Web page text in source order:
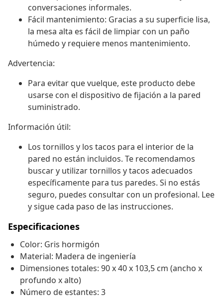
conversaciones informales.
Fácil mantenimiento: Gracias a su superficie lisa,
la mesa alta es fácil de limpiar con un paño
húmedo y requiere menos mantenimiento.
Advertencia:
Para evitar que vuelque, este producto debe
usarse con el dispositivo de fijación a la pared
suministrado.
Información útil:
Los tornillos y los tacos para el interior de la
pared no están incluidos. Te recomendamos
buscar y utilizar tornillos y tacos adecuados
específicamente para tus paredes. Si no estás
seguro, puedes consultar con un profesional. Lee
y sigue cada paso de las instrucciones.
Especificaciones
Color: Gris hormigón
Material: Madera de ingeniería
Dimensiones totales: 90 x 40 x 103,5 cm (ancho x
profundo x alto)
Número de estantes: 3